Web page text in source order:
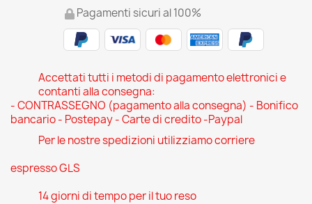
Pagamenti sicuri al 100%
Accettati tutti i metodi di pagamento elettronici e
contanti alla consegna:
- CONTRASSEGNO (pagamento alla consegna) - Bonifico
bancario - Postepay - Carte di credito -Paypal
Per le nostre spedizioni utilizziamo corriere
espresso GLS
14 giorni di tempo per il tuo reso